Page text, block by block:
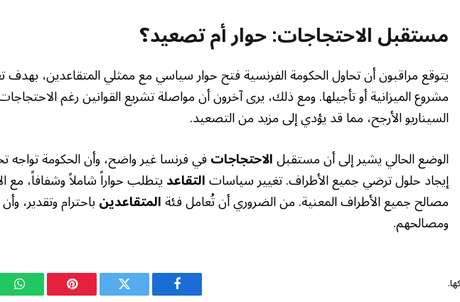
مستقبل الاحتجاجات: حوار أم تصعيد؟
يتوقع مراقبون أن تحاول الحكومة الفرنسية فتح حوار سياسي مع ممثلي المتقاعدين،
مشروع الميزانية أو تأجيلها. ومع ذلك، يرى آخرون أن مواصلة تشريع القوانين رغم
السيناريو الأرجح، مما قد يؤدي إلى مزيد من التصعيد.
الوضع الحالي يشير إلى أن مستقبلالاحتجاجاتفي فرنسا غير واضح، وأن الحكومة تواجه
إيجاد حلول ترضي جميع الأطراف. تغيير سياساتالتقاعديتطلب حواراً شاملاً وشفافاً، مع
مصالح جميع الأطراف المعنية. من الضروري أن تُعامل فئةالمتقاعدينباحترام وتقدير،
ومصالحهم.
فيسبوك تويتر بينتيريست